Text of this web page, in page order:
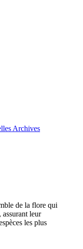
Archives
de la flore qui
assurant leur
les plus